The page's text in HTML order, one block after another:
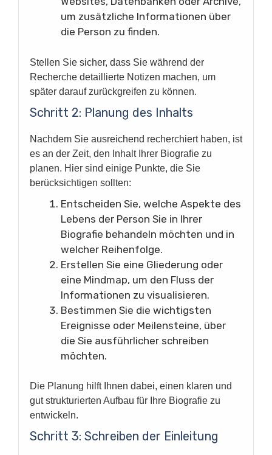
um zusätzliche Informationen über
die Person zu finden.
Stellen Sie sicher, dass Sie während der
Recherche detaillierte Notizen machen, um
später darauf zurückgreifen zu können.
Schritt 2: Planung des Inhalts
Nachdem Sie ausreichend recherchiert haben, ist
es an der Zeit, den Inhalt Ihrer Biografie zu
planen. Hier sind einige Punkte, die Sie
berücksichtigen sollten:
Entscheiden Sie, welche Aspekte des
Lebens der Person Sie in Ihrer
Biografie behandeln möchten und in
welcher Reihenfolge.
Erstellen Sie eine Gliederung oder
eine Mindmap, um den Fluss der
Informationen zu visualisieren.
Bestimmen Sie die wichtigsten
Ereignisse oder Meilensteine, über
die Sie ausführlicher schreiben
möchten.
Die Planung hilft Ihnen dabei, einen klaren und
gut strukturierten Aufbau für Ihre Biografie zu
entwickeln.
Schritt 3: Schreiben der Einleitung